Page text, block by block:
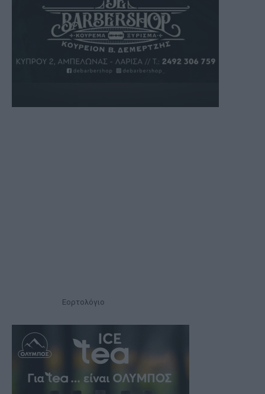
Εορτολόγιο